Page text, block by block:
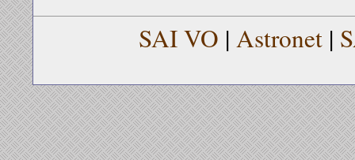
SAI VO | Astronet |